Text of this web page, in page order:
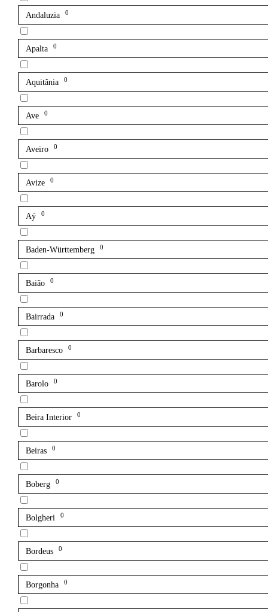
Andaluzia 0
Apalta 0
Aquitânia 0
Ave 0
Aveiro 0
Avize 0
Aÿ 0
Baden-Württemberg 0
Baião 0
Bairrada 0
Barbaresco 0
Barolo 0
Beira Interior 0
Beiras 0
Boberg 0
Bolgheri 0
Bordeus 0
Borgonha 0